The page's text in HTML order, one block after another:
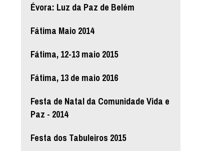
Évora: Luz da Paz de Belém
Fátima Maio 2014
Fátima, 12-13 maio 2015
Fátima, 13 de maio 2016
Festa de Natal da Comunidade Vida e
Paz - 2014
Festa dos Tabuleiros 2015